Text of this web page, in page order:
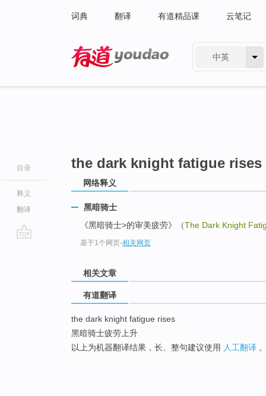
词典 翻译 有道精品课 云笔记
中英
目录
释义
翻译
the dark knight fatigue rises
网络释义
黑暗骑士
《黑暗骑士>的审美疲劳》（The Dark Knight
基于1个网页-相关网页
相关文章
有道翻译
the dark knight fatigue rises
黑暗骑士疲劳上升
以上为机器翻译结果，长、整句建议使用 人工翻译